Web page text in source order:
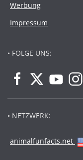
Werbung
Impressum
• FOLGE UNS:
• NETZWERK:
animalfunfacts.net